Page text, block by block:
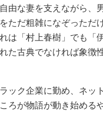
由な妻を支えながら
ただ粗雑になぞった
は「村上春樹」でも
た古典でなければ象
ック企業に勤め、ネ
ろが物語が動き始め